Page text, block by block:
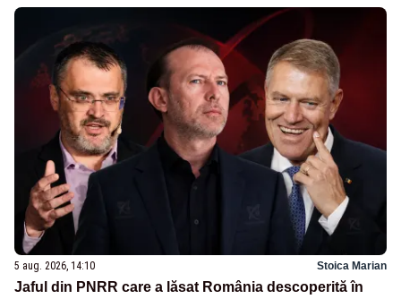
5 aug. 2026, 14:10 Stoica Marian
Jaful din PNRR care a lăsat România descoperită în